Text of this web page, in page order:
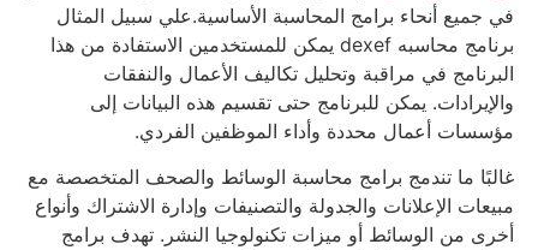
في جميع أنحاء برامج المحاسبة الأساسية.علي سبيل المثال
برنامج محاسبه dexef يمكن للمستخدمين الاستفادة من هذا
البرنامج في مراقبة وتحليل تكاليف الأعمال والنفقات
والإيرادات. يمكن للبرنامج حتى تقسيم هذه البيانات إلى
مؤسسات أعمال محددة وأداء الموظفين الفردي.
غالبًا ما تندمج برامج محاسبة الوسائط والصحف المتخصصة مع
مبيعات الإعلانات والجدولة والتصنيفات وإدارة الاشتراك وأنواع
أخرى من الوسائط أو ميزات تكنولوجيا النشر. تهدف برامج